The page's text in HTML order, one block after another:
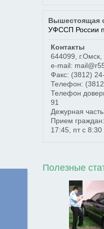
Вышестоящая
УФССП России
Контакты
644099
г.Омск,
e-mail:
Факс: (3812)
Телефон:
Телефон
91
Дежурная
Прием
17:45, пт с
Полезные